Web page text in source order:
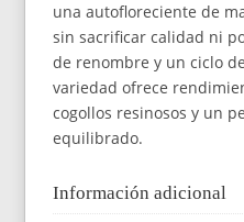
una autofloreciente de
sin sacrificar calidad ni
de renombre y un ciclo
variedad ofrece
cogollos resinosos y un
equilibrado.
Información adicional